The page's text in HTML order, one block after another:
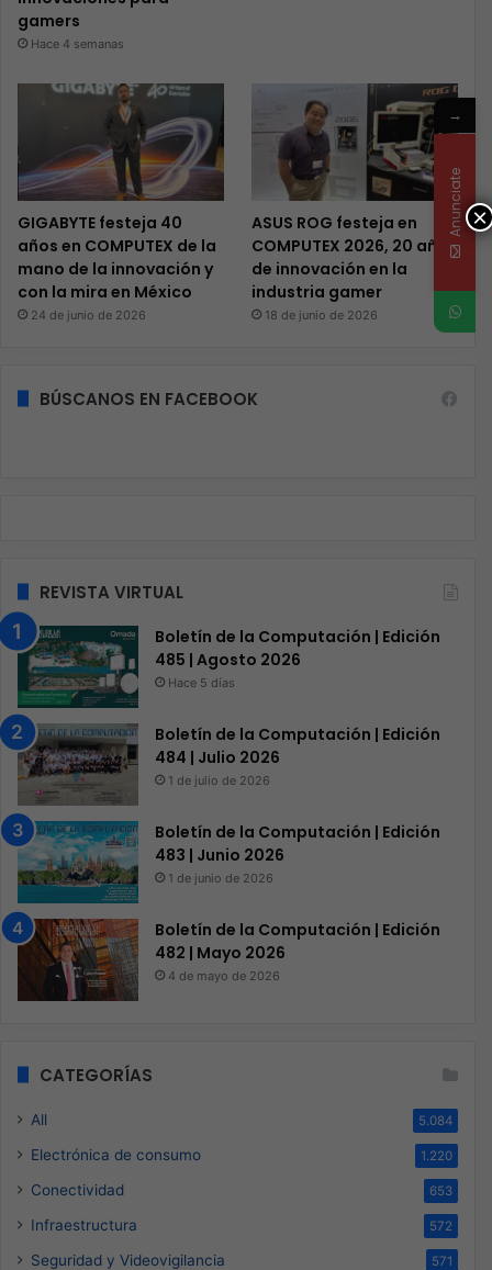
gamers
Hace 4 semanas
GIGABYTE festeja 40
años en COMPUTEX de la
mano de la innovación y
con la mira en México
24 de junio de 2026
ASUS ROG festeja en
COMPUTEX 2026, 20 años
de innovación en la
industria gamer
18 de junio de 2026
BÚSCANOS EN FACEBOOK
REVISTA VIRTUAL
Boletín de la Computación | Edición
485 | Agosto 2026
Hace 5 días
Boletín de la Computación | Edición
484 | Julio 2026
1 de julio de 2026
Boletín de la Computación | Edición
483 | Junio 2026
1 de junio de 2026
Boletín de la Computación | Edición
482 | Mayo 2026
4 de mayo de 2026
CATEGORÍAS
All 5.084
Electrónica de consumo 1.220
Conectividad 653
Infraestructura 572
Seguridad y Videovigilancia 571
×
→
Anunciate